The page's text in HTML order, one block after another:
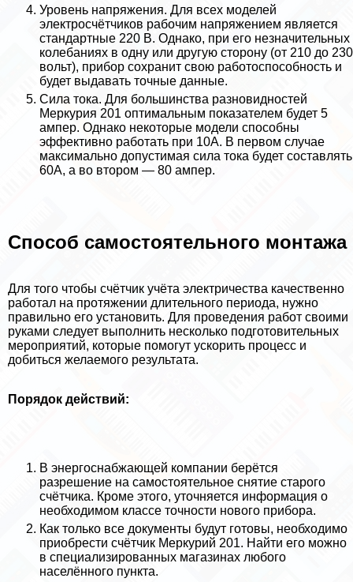
Уровень напряжения. Для всех моделей
электросчётчиков рабочим напряжением является
стандартные 220 В. Однако, при его незначительных
колебаниях в одну или другую сторону (от 210 до 230
вольт), прибор сохранит свою работоспособность и
будет выдавать точные данные.
Сила тока. Для большинства разновидностей
Меркурия 201 оптимальным показателем будет 5
ампер. Однако некоторые модели способны
эффективно работать при 10А. В первом случае
максимально допустимая сила тока будет составлять
60А, а во втором — 80 ампер.
Способ самостоятельного монтажа
Для того чтобы счётчик учёта электричества качественно
работал на протяжении длительного периода, нужно
правильно его установить. Для проведения работ своими
руками следует выполнить несколько подготовительных
мероприятий, которые помогут ускорить процесс и
добиться желаемого результата.
Порядок действий:
В энергоснабжающей компании берётся
разрешение на самостоятельное снятие старого
счётчика. Кроме этого, уточняется информация о
необходимом классе точности нового прибора.
Как только все документы будут готовы, необходимо
приобрести счётчик Меркурий 201. Найти его можно
в специализированных магазинах любого
населённого пункта.